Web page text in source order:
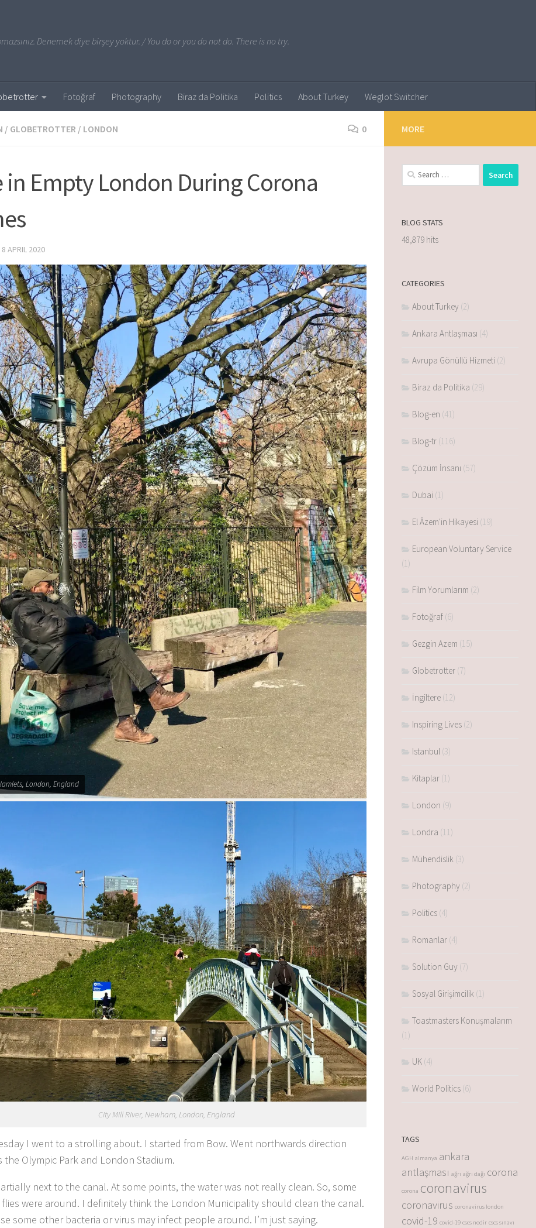
Denemek diye birşey yoktur. / You do or you do not do. There is no try.
Fotoğraf Photography Biraz da Politika Politics About Turkey Weglot Switcher
/ GLOBETROTTER / LONDON 0
in Empty London During Corona
8 APRIL 2020
London, England
City Mill River, Newham, London, England
I went to a strolling about. I started from Bow. Went northwards direction
the Olympic Park and London Stadium.
next to the canal. At some points, the water was not really clean. So, some
flies were around. I definitely think the London Municipality should clean the canal.
some other bacteria or virus may infect people around. I’m just saying.
MORE
BLOG STATS
48,879 hits
CATEGORIES
About Turkey (2)
Ankara Antlaşması (4)
Avrupa Gönüllü Hizmeti (2)
Biraz da Politika (29)
Blog-en (41)
Blog-tr (116)
Çözüm İnsanı (57)
Dubai (1)
El Âzem'in Hikayesi (19)
European Voluntary Service
(1)
Film Yorumlarım (2)
Fotoğraf (6)
Gezgin Azem (15)
Globetrotter (7)
İngiltere (12)
Inspiring Lives (2)
Istanbul (3)
Kitaplar (1)
London (9)
Londra (11)
Mühendislik (3)
Photography (2)
Politics (4)
Romanlar (4)
Solution Guy (7)
Sosyal Girişimcilik (1)
Toastmasters Konuşmalarım
(1)
UK (4)
World Politics (6)
TAGS
AGH almanya ankara
antlaşması ağrı ağrı dağı corona
corona coronavirus
coronavirus coronavirus london
covid-19 covid-19 cscs nedir cscs sınavı